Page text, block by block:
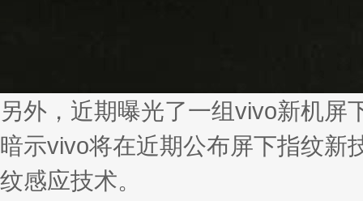
另外，近期曝光了一组vivo新机屏
暗示vivo将在近期公布屏下指纹新
纹感应技术。